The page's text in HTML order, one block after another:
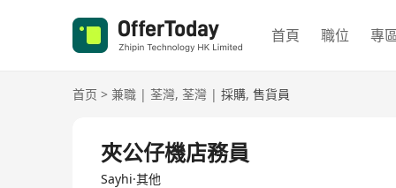
首頁 職位 專
首页 > 兼職 | 荃灣, 荃灣 | 採購, 售貨員
夾公仔機店務員
Sayhi·其他